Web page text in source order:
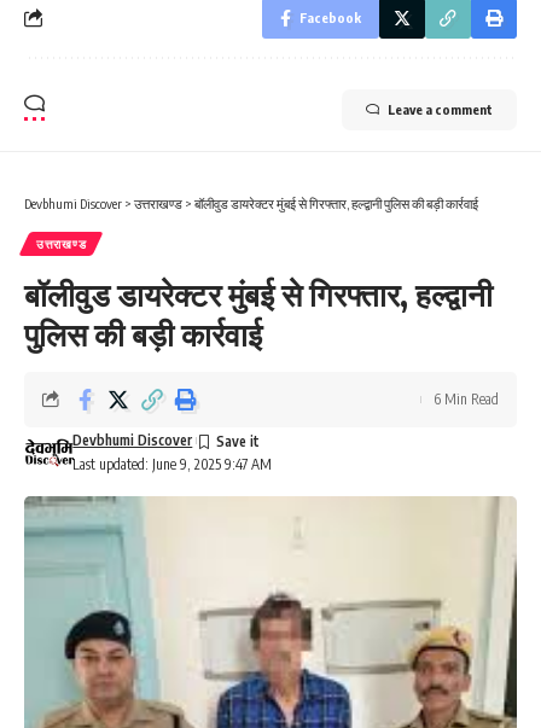
Facebook
Leave a comment
Devbhumi Discover > उत्तराखण्ड > बॉलीवुड डायरेक्टर मुंबई से गिरफ्तार, हल्द्वानी पुलिस की बड़ी कार्रवाई
उत्तराखण्ड
बॉलीवुड डायरेक्टर मुंबई से गिरफ्तार, हल्द्वानी
पुलिस की बड़ी कार्रवाई
Last updated: June 9, 2025 9:47 AM
Devbhumi Discover
6 Min Read